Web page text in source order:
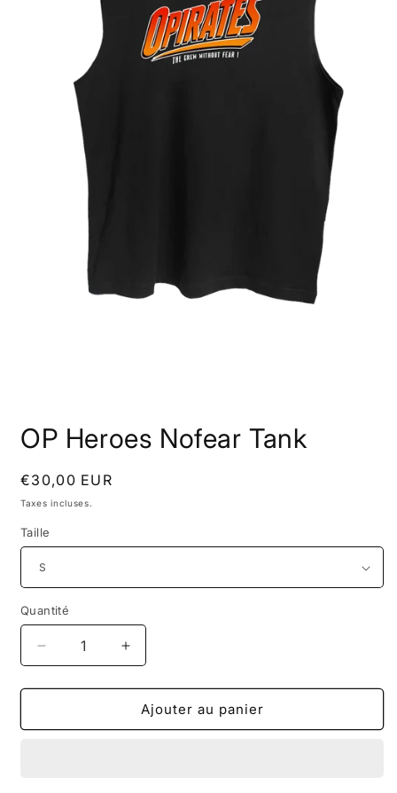
média
1
une
fenêtre
modale
OP Heroes Nofear Tank
Prix
habituel
€30,00 EUR
Taxes incluses.
Taille
Quantité
Réduire
la
quantité
OP
Augmenter
la
quantité
de
OP
Ajouter au panier